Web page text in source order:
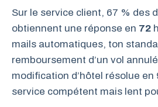
Sur le service client, 67 % des
obtiennent une réponse en 72
mails automatiques, ton
remboursement d’un vol
modification d’hôtel résolue en
service compétent mais lent